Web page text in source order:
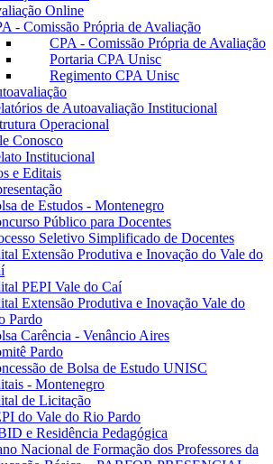
Online
- Comissão Própria de Avaliação
CPA - Comissão Própria de Avaliação
Portaria CPA Unisc
Regimento CPA Unisc
de Autoavaliação Institucional
Operacional
Conosco
Institucional
e Editais
de Estudos - Montenegro
Público para Docentes
Seletivo Simplificado de Docentes
Extensão Produtiva e Inovação do Vale do
PEPI Vale do Caí
Extensão Produtiva e Inovação Vale do
Pardo
Carência - Venâncio Aires
Pardo
de Bolsa de Estudo UNISC
- Montenegro
de Licitação
do Vale do Rio Pardo
e Residência Pedagógica
Nacional de Formação dos Professores da